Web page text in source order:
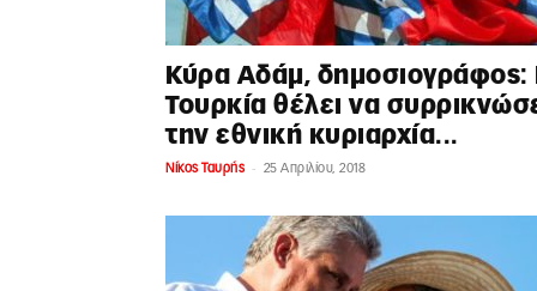
Κύρα Αδάμ, δημοσιογράφος:
Τουρκία θέλει να
την εθνική κυριαρχία...
Νίκος Ταυρής - 25 Απριλίου, 2018